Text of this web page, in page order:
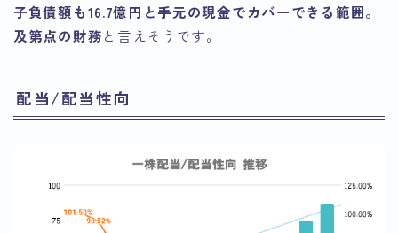
子負債額も16.7億円と手元の現金でカバーできる範囲。
及第点の財務と言えそうです。
配当/配当性向